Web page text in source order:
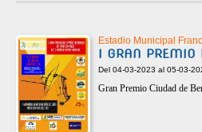
Estadio Municipal
I GRAN PREMIO
Del 04-03-2023 al 05-03-
Gran Premio Ciudad de